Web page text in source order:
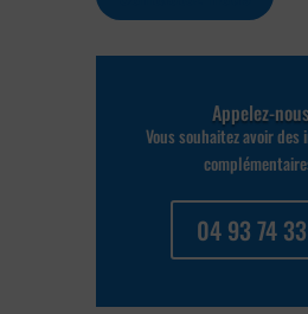
Appelez-
Vous souhaitez avoir
04 93 74